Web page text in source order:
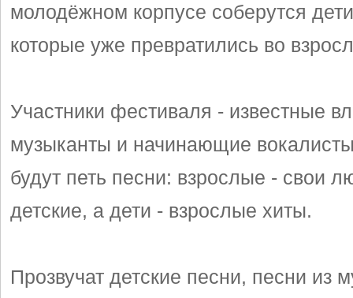
молодёжном корпусе соберутся
которые уже превратились во
Участники фестиваля - известные
музыканты и начинающие
будут петь песни: взрослые - свои
детские, а дети - взрослые хиты.
Прозвучат детские песни, песни из